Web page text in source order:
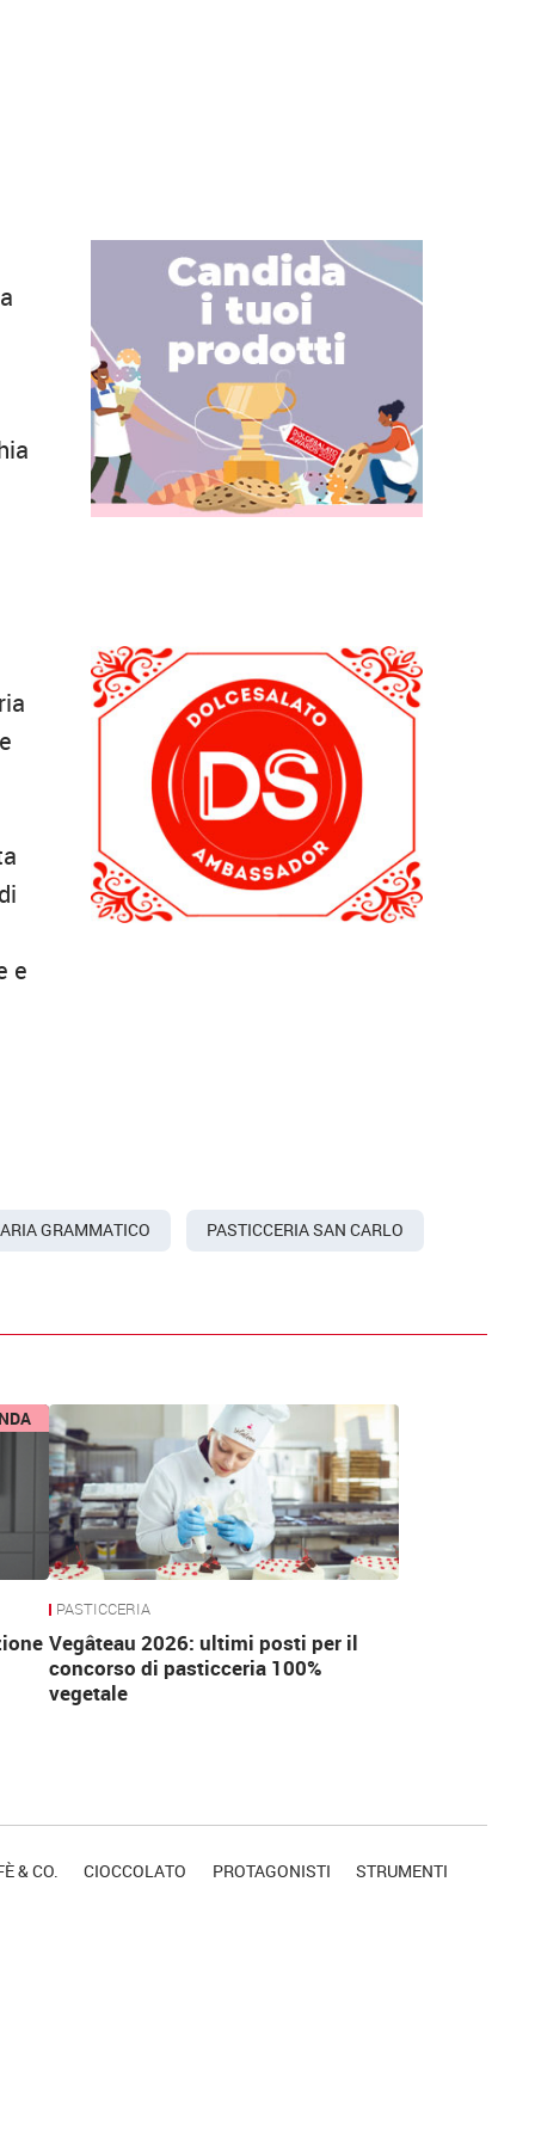
e
GRAMMATICO PASTICCERIA SAN CARLO
PASTICCERIA
Vegâteau 2026: ultimi posti per il
concorso di pasticceria 100%
vegetale
& CO. CIOCCOLATO PROTAGONISTI STRUMENTI